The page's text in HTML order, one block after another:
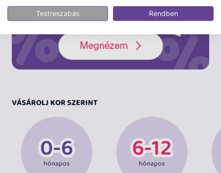
VÁSÁROLJ KOR SZERINT
hónapos hónapos
Testreszabás Rendben